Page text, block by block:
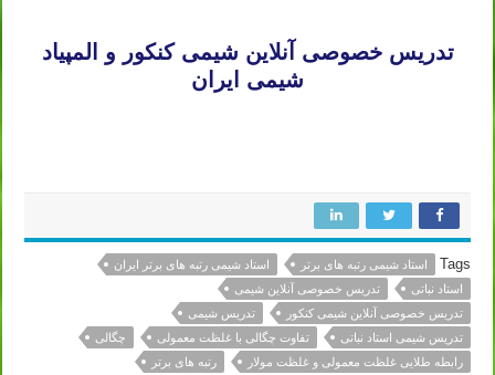
تدریس خصوصی آنلاین شیمی کنکور و المپیاد
شیمی ایران
Tags استاد شیمی رتبه های برتر
استاد شیمی رتبه های برتر ایران
استاد نباتی
تدریس خصوصی آنلاین شیمی
تدریس خصوصی آنلاین شیمی کنکور
تدریس شیمی
تدریس شیمی استاد نباتی
تفاوت چگالی با غلظت معمولی
چگالی
رابطه طلایی غلظت معمولی و غلظت مولار
رتبه های برتر